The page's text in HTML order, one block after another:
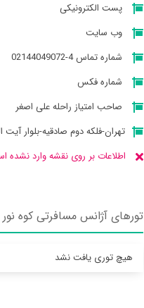
پست الکترونیکی
وب سایت
شماره تماس 4-02144049072
شماره فکس
صاحب امتیاز راحله علی اصغر
تهران-فلکه دوم صادقیه-بلوار آیت اله
اطلاعات بر روی نقشه وارد نشده
تورهای آژانس مسافرتی کوه نور
هیچ توری یافت نشد